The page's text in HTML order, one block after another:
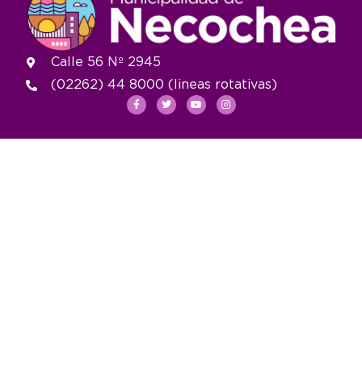
Calle 56 Nº 2945
(02262) 44 8000 (lineas rotativas)